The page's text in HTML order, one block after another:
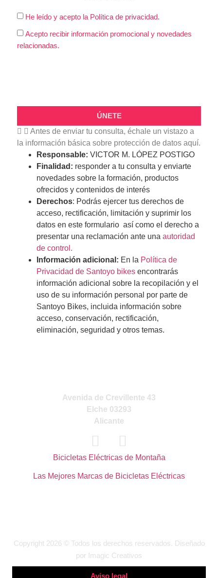
He leído y acepto la Política de privacidad.
Acepto recibir información promocional y novedades
relacionadas.
ÚNETE
Antes de enviar tu consulta, échale un vistazo a
la información básica sobre protección de datos aquí.
Responsable: VICTOR M. LÓPEZ POSTIGO
Finalidad: responder a tu consulta y enviarte
novedades sobre la formación, productos
ofrecidos y contenidos de interés
Derechos: Podrás ejercer tus derechos de
acceso, rectificación, limitación y suprimir los
datos en este formulario así como el derecho a
presentar una reclamación ante una autoridad
de control.
Información adicional: En la Política de
Privacidad de Santoyo bikes encontrarás
información adicional sobre la recopilación y el
uso de su información personal por parte de
Santoyo Bikes, incluida información sobre
acceso, conservación, rectificación,
eliminación, seguridad y otros temas.
Avenida de Crevillente 43
Elche 03293
Alicante
Bicicletas Eléctricas de Montaña
Las Mejores Marcas de Bicicletas Eléctricas
Copyright 2026 © Todos los derechos reservados. Diseñado
por Imagic Creativos
Aviso legal